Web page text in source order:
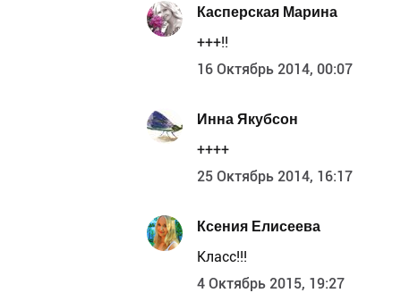
Касперская Марина
+++!!
16 Октябрь 2014, 00:07
Инна Якубсон
++++
25 Октябрь 2014, 16:17
Ксения Елисеева
Класс!!!
4 Октябрь 2015, 19:27